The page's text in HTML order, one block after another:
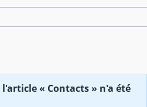
« Contacts » n'a été